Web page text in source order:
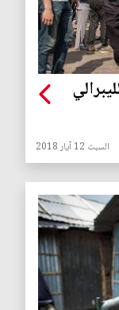
السبت 12 آيار 2018